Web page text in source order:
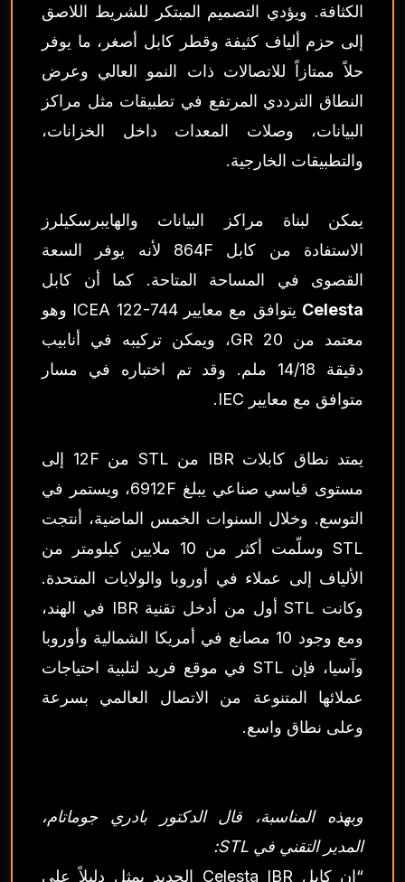
الكثافة. ويؤدي التصميم المبتكر للشريط اللاصق
إلى حزم ألياف كثيفة وقطر كابل أصغر، ما يوفر
حلاً ممتازاً للاتصالات ذات النمو العالي وعرض
النطاق الترددي المرتفع في تطبيقات مثل مراكز
البيانات، وصلات المعدات داخل الخزانات،
والتطبيقات الخارجية.
يمكن لبناة مراكز البيانات والهايبرسكيلرز
الاستفادة من كابل 864F لأنه يوفر السعة
القصوى في المساحة المتاحة. كما أن كابل
Celesta
يتوافق مع معايير ICEA 122-744 وهو
معتمد من GR 20، ويمكن تركيبه في أنابيب
دقيقة 14/18 ملم. وقد تم اختباره في مسار
متوافق مع معايير IEC.
يمتد نطاق كابلات IBR من STL من 12F إلى
مستوى قياسي صناعي يبلغ 6912F، ويستمر في
التوسع. وخلال السنوات الخمس الماضية، أنتجت
STL وسلّمت أكثر من 10 ملايين كيلومتر من
الألياف إلى عملاء في أوروبا والولايات المتحدة.
وكانت STL أول من أدخل تقنية IBR في الهند،
ومع وجود 10 مصانع في أمريكا الشمالية وأوروبا
وآسيا، فإن STL في موقع فريد لتلبية احتياجات
عملائها المتنوعة من الاتصال العالمي بسرعة
وعلى نطاق واسع.
وبهذه المناسبة، قال الدكتور بادري جوماتام،
المدير التقني في STL:
“إن كابل Celesta IBR الجديد يمثل دليلاً على